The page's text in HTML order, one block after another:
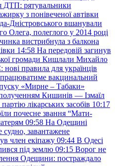
ДТП: рятувальники
з понівеченої автівки
Дністровського вшанували
Олега, полеглого у 2014 році
вистрибнула з балкона
14:58 На передовій загинув
громади Кишлали Михайло
правила для українців
вакцинальний
«Мирне – Табаки»
Кишинів — Ізмаїл
лікарських засобів 10:17
почесне звання “Мати-
09:58 На Одещині
судно, завантажене
член екіпажу 09:44 В Одесі
під землю 09:15 Ворог не
Одещини: постраждало